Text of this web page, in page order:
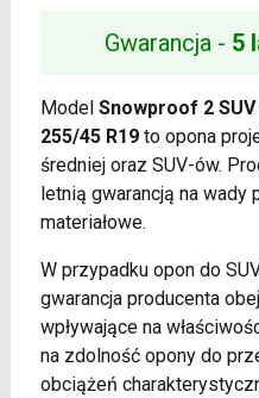
Gwarancja - 5
Model Snowproof 2 SUV
255/45 R19to opona
średniej oraz SUV-ów.
letnią gwarancją na wady
materiałowe.
W przypadku opon do
gwarancja producenta
wpływające na
na zdolność opony do
obciążeń